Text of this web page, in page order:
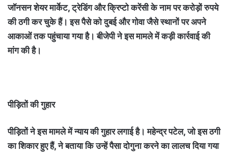
जॉनसन शेयर मार्केट, ट्रेडिंग और क्रिप्टो करेंसी के नाम पर करोड़ों रुपये
की ठगी कर चुके हैं। इस पैसे को दुबई और गोवा जैसे स्थानों पर अपने
आकाओं तक पहुंचाया गया है। बीजेपी ने इस मामले में कड़ी कार्रवाई की
मांग की है।
पीड़ितों की गुहार
पीड़ितों ने इस मामले में न्याय की गुहार लगाई है। महेन्द्र पटेल, जो इस ठगी
का शिकार हुए हैं, ने बताया कि उन्हें पैसा दोगुना करने का लालच दिया गया